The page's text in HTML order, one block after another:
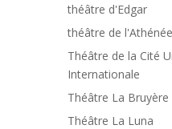
théâtre d'Edgar
théâtre de l'Athénée
Théâtre de la Cité
Internationale
Théâtre La Bruyère
Théâtre La Luna